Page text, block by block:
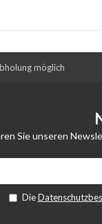
möglich
Sie unseren
Die